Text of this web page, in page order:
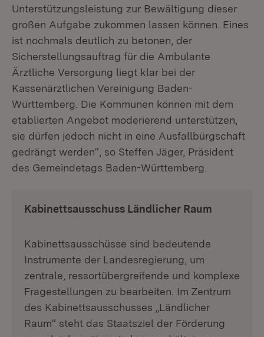
Unterstützungsleistung zur Bewältigung dieser
großen Aufgabe zukommen lassen können. Eines
ist nochmals deutlich zu betonen, der
Sicherstellungsauftrag für die Ambulante
Ärztliche Versorgung liegt klar bei der
Kassenärztlichen Vereinigung Baden-
Württemberg. Die Kommunen können mit dem
etablierten Angebot moderierend unterstützen,
sie dürfen jedoch nicht in eine Ausfallbürgschaft
gedrängt werden“, so Steffen Jäger, Präsident
des Gemeindetags Baden-Württemberg.
Kabinettsausschuss Ländlicher Raum
Kabinettsausschüsse sind bedeutende
Instrumente der Landesregierung, um
zentrale, ressortübergreifende und komplexe
Fragestellungen zu bearbeiten. Im Zentrum
des Kabinettsausschusses „Ländlicher
Raum“ steht das Staatsziel der Förderung